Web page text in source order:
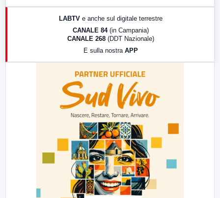
17:00 LabNews (replica)
LABTV e anche sul digitale terrestre
CANALE 84 (in Campania)
CANALE 268 (DDT Nazionale)
E sulla nostra APP